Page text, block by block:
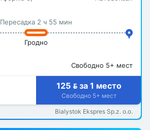
Пересадка 2 ч 55 мин
Гродно
Свободно 5+ мест
125  за 1 место
Свободно 5+ мест
Bialystok Ekspres Sp.z. o.o.